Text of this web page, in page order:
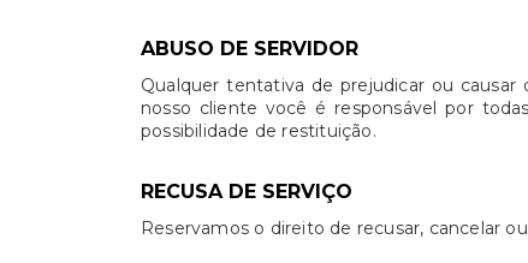
ABUSO DE SERVIDOR
Qualquer tentativa de prejudicar ou
nosso cliente você é responsável por
possibilidade de restituição.
RECUSA DE SERVIÇO
Reservamos o direito de recusar, cancelar